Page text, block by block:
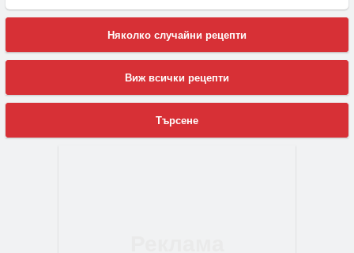
Няколко случайни рецепти
Виж всички рецепти
Търсене